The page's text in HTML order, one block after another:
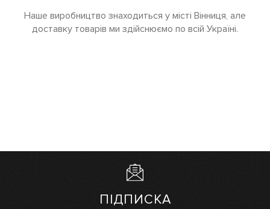
Наше виробництво знаходиться у місті Вінниця, але
доставку товарів ми здійснюємо по всій Україні.
ПІДПИСКА